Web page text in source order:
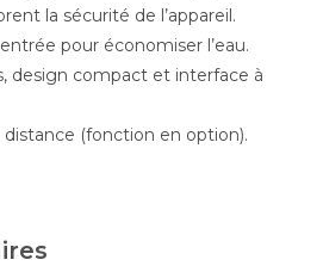
la sécurité de l’appareil.
pour économiser l’eau.
design compact et interface à
distance (fonction en option).